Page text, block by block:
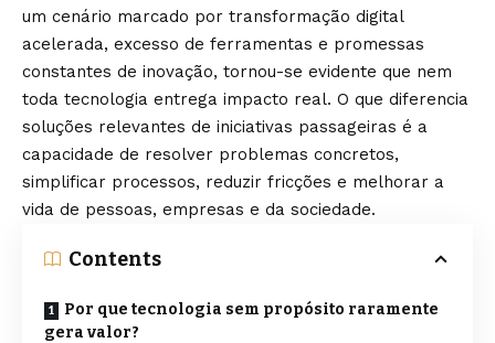
um cenário marcado por transformação digital
acelerada, excesso de ferramentas e promessas
constantes de inovação, tornou-se evidente que nem
toda tecnologia entrega impacto real. O que diferencia
soluções relevantes de iniciativas passageiras é a
capacidade de resolver problemas concretos,
simplificar processos, reduzir fricções e melhorar a
vida de pessoas, empresas e da sociedade.
Contents
Por que tecnologia sem propósito raramente
gera valor?